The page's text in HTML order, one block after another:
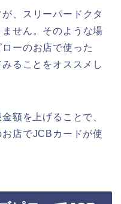
、スリーパードクタ
せん。そのような場
ーのお店で使った
ることをオススメし
額を上げることで、
店でJCBカードが使